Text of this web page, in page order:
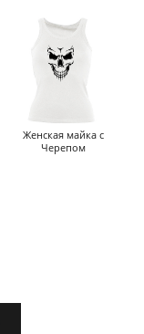
Женская майка с
Черепом